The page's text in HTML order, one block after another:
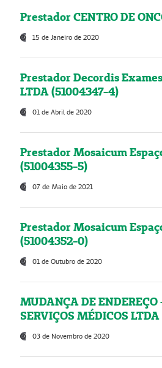
Prestador CENTRO DE
15 de Janeiro de 2020
Prestador Decordis
LTDA (51004347-4)
01 de Abril de 2020
Prestador Mosaicum
(51004355-5)
07 de Maio de 2021
Prestador Mosaicum
(51004352-0)
01 de Outubro de 2020
MUDANÇA DE
SERVIÇOS MÉDICOS
03 de Novembro de 2020